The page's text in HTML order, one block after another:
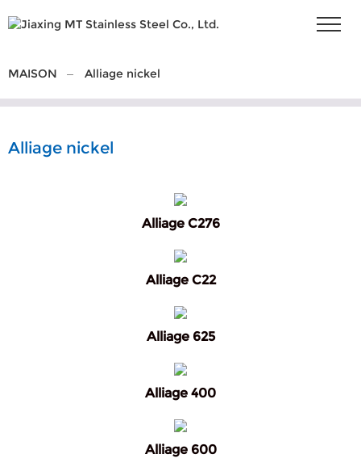
MAISON Alliage nickel
Alliage nickel
Alliage C276
Alliage C22
Alliage 625
Alliage 400
Alliage 600